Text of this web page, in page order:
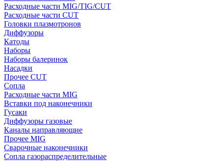
Расходные части MIG/TIG/CUT
Расходные части CUT
Головки плазмотронов
Диффузоры
Катоды
Наборы
Наборы балеринок
Насадки
Прочее CUT
Сопла
Расходные части MIG
Вставки под наконечники
Гусаки
Диффузоры газовые
Каналы направляющие
Прочее MIG
Сварочные наконечники
Сопла газораспределительные